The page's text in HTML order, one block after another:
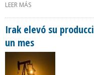
LEER MÁS
Irak elevó su
un mes